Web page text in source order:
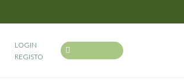
LOGIN
REGISTO